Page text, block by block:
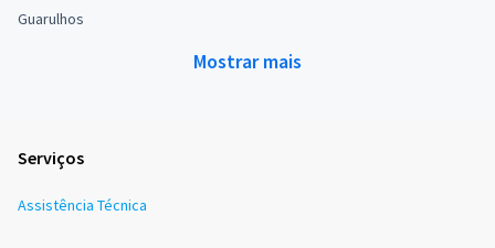
Guarulhos
Mostrar mais
Serviços
Assistência Técnica